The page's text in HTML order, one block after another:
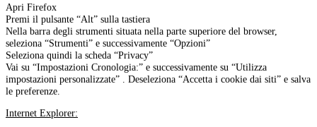
Apri Firefox
Premi il pulsante “Alt” sulla tastiera
Nella barra degli strumenti situata nella parte superiore del browser,
seleziona “Strumenti” e successivamente “Opzioni”
Seleziona quindi la scheda “Privacy”
Vai su “Impostazioni Cronologia:” e successivamente su “Utilizza
impostazioni personalizzate” . Deseleziona “Accetta i cookie dai siti” e salva
le preferenze.
Internet Explorer: